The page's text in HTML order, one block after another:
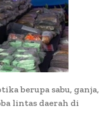
berupa sabu, ganja,
lintas daerah di